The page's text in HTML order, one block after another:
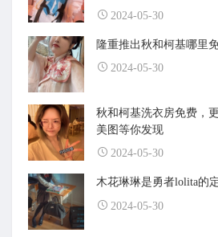
2024-05-30
隆重推出秋和柯基哪里
2024-05-30
秋和柯基洗衣房免费，
美图等你发现
2024-05-30
木花琳琳是勇者lolita的
2024-05-30